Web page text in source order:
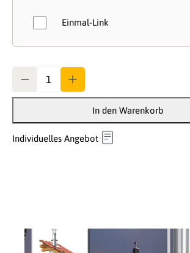
Einmal-Link
In den Warenkorb
Individuelles Angebot